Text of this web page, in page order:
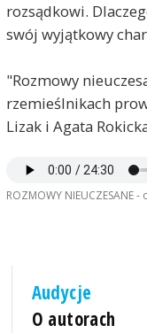
rozsądkowi.
swój wyjątkowy
"Rozmowy
rzemieślnikach
Lizak i Agata
ROZMOWY NIEUCZESANE
Audycje
O autorach